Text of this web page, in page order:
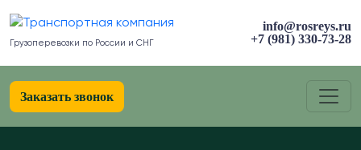
Грузоперевозки по России и СНГ
info@rosreys.ru
+7 (981) 330-73-28
Заказать звонок